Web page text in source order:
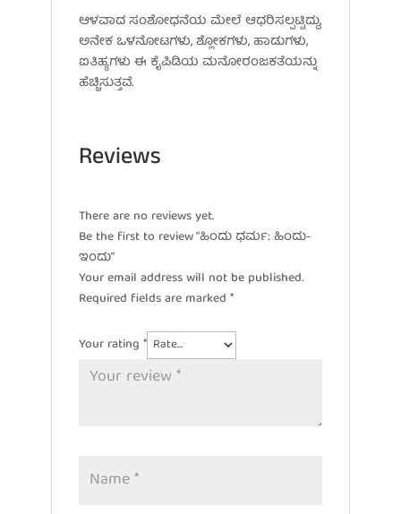
ಆಳವಾದ ಸಂಶೋಧನೆಯ ಮೇಲೆ ಆಧರಿಸಲ್ಪಟ್ಟಿದ್ದು,
ಅನೇಕ ಒಳನೋಟಗಳು, ಶ್ಲೋಕಗಳು, ಹಾಡುಗಳು,
ಐತಿಹ್ಯಗಳು ಈ ಕೈಪಿಡಿಯ ಮನೋರಂಜಕತೆಯನ್ನು
ಹೆಚ್ಚಿಸುತ್ತವೆ.
Reviews
There are no reviews yet.
Be the first to review “ಹಿಂದು ಧರ್ಮ: ಹಿಂದು-
ಇಂದು”
Your email address will not be published.
Required fields are marked *
Your rating *